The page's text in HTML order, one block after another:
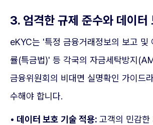
3. 엄격한 규제 준수와 데이터
eKYC는 '특정 금융거래정보의 보고 및
률(특금법)' 등 각국의 자금세탁방지
금융위원회의 비대면 실명확인 가이드
수해야 합니다.
• 데이터 보호 기술 적용: 고객의 민감한